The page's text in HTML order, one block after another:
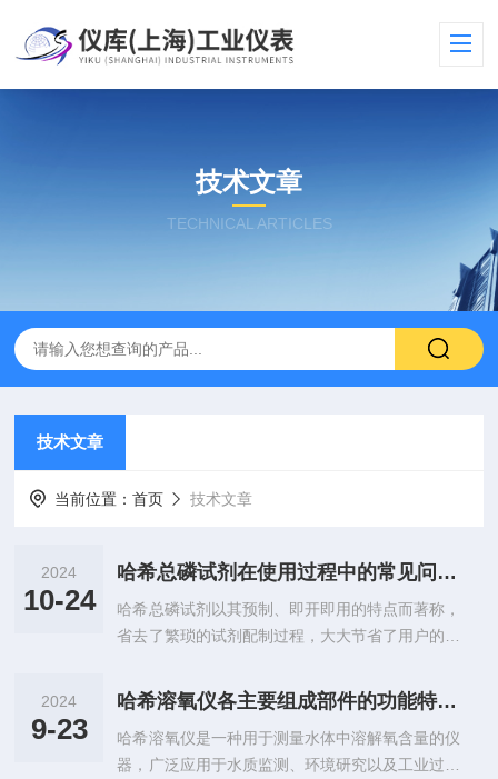
技术文章
TECHNICAL ARTICLES
技术文章
当前位置：首页 技术文章
2024
10-24
哈希总磷试剂在使用过程中的常见问题相应解决方法分享
哈希总磷试剂以其预制、即开即用的特点而著称，
省去了繁琐的试剂配制过程，大大节省了用户的时
确反映水样中总磷的含量，为水质监测提供了可靠
的依据。哈希总磷试剂在使用过程中可能会出现问
题，下面咱们来了解一些常见的问题及相应解决方
法，希望能够帮助到您。1、过期：使用过期的试
2024
9-23
哈希溶氧仪各主要组成部件的功能特点介绍
哈希溶氧仪是一种用于测量水体中溶解氧含量的仪
器，广泛应用于水质监测、环境研究以及工业过程